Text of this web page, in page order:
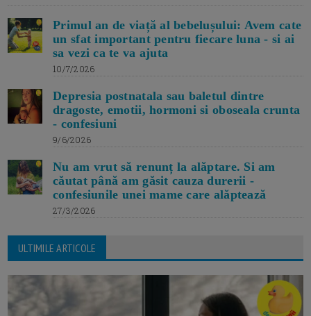
Primul an de viață al bebelușului: Avem cate
un sfat important pentru fiecare luna - si ai
sa vezi ca te va ajuta
10/7/2026
Depresia postnatala sau baletul dintre
dragoste, emotii, hormoni si oboseala crunta
- confesiuni
9/6/2026
Nu am vrut să renunț la alăptare. Si am
căutat până am găsit cauza durerii -
confesiunile unei mame care alăptează
27/3/2026
ULTIMILE ARTICOLE